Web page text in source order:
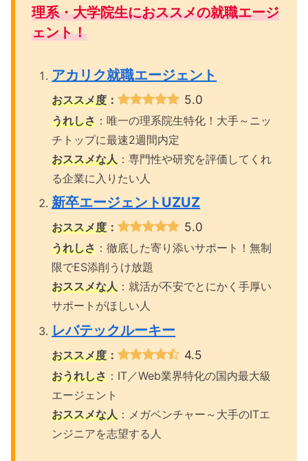
理系・大学院生におススメの就職エージ
ェント！
アカリク就職エージェント
おススメ度 ： 5.0
うれしさ ：唯一の理系院生特化！大手～ニッ
チトップに最速2週間内定
おススメな人 ：専門性や研究を評価してくれ
る企業に入りたい人
新卒エージェントUZUZ
おススメ度 ： 5.0
うれしさ ：徹底した寄り添いサポート！無制
限でES添削うけ放題
おススメな人 ：就活が不安でとにかく手厚い
サポートがほしい人
レバテックルーキー
おススメ度 ： 4.5
おうれしさ ：IT／Web業界特化の国内最大級
エージェント
おススメな人 ：メガベンチャー～大手のITエ
ンジニアを志望する人